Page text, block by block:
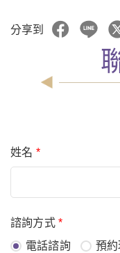
分享到
姓名 *
諮詢方式*
電話諮詢
預